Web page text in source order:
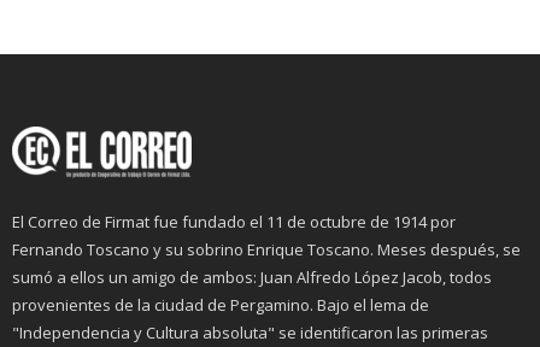
El Correo de Firmat fue fundado el 11 de octubre de 1914 por
Fernando Toscano y su sobrino Enrique Toscano. Meses después, se
sumó a ellos un amigo de ambos: Juan Alfredo López Jacob, todos
provenientes de la ciudad de Pergamino. Bajo el lema de
"Independencia y Cultura absoluta" se identificaron las primeras